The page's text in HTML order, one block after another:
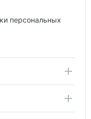
персональных